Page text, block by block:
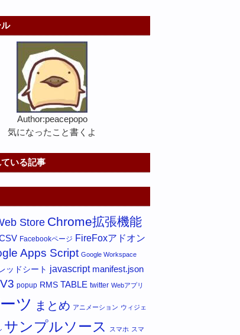
Author:peacepopo
気になったこと書くよ
いる記事
Store Chrome拡張機能
Facebookページ FireFoxアドオン
Apps Script Google Workspace
ッドシート javascript manifest.json
popup RMS TABLE twitter Webアプリ
ツ まとめ アニメーション ウィジェ
サンプルソース スマホ スマ